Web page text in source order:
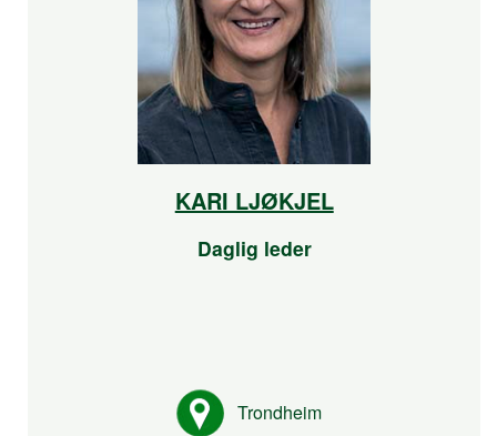
KARI LJØKJEL
Daglig leder
Trondheim